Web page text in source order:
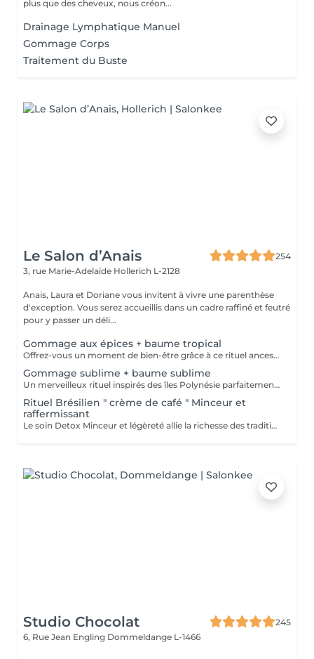
plus que des cheveux, nous créon...
Drainage Lymphatique Manuel
Gommage Corps
Traitement du Buste
Le Salon d’Anais
254
3, rue Marie-Adelaïde Hollerich L-2128
Anais, Laura et Doriane vous invitent à vivre une parenthèse
d'exception. Vous serez accueillis dans un cadre raffiné et feutré
pour y passer un déli...
Gommage aux épices + baume tropical
Offrez-vous un moment de bien-être grâce à ce rituel ancestral inspiré des recettes de beauté et soins de l'île de Java. Laissez-vous transporter par les délicates senteurs de ce soin énergisant à base d'épices et de sels de mer, et retrouvez une douce et satiné.
Gommage sublime + baume sublime
Un merveilleux rituel inspirés des îles Polynésie parfaitement adapté aux peaux même les plus sensibles. Cette préparation traditionnelle de Monoï, à base de fleurs de Tiaré macérées, de sucre, de poudre de noix de coco et de fruits de Noni, régénère la peau et éveille l'esprit.
Rituel Brésilien " crème de café " Minceur et
raffermissant
Le soin Detox Minceur et légèreté allie la richesse des traditions et pharmacopées brésiliennes et indiennes. Les mouvements vont, de façon alternatives, oxygéner et les drainer les tissus afin de raffermir et detoxifier le corps et le mental. Ce soin est pratiqué avec la Crème de Café Minceur, l'Huile Ayurvédique et un enveloppement personnalisé. * Possibilité de faire un abonnement 5+ 1 offert
Studio Chocolat
245
6, Rue Jean Engling Dommeldange L-1466